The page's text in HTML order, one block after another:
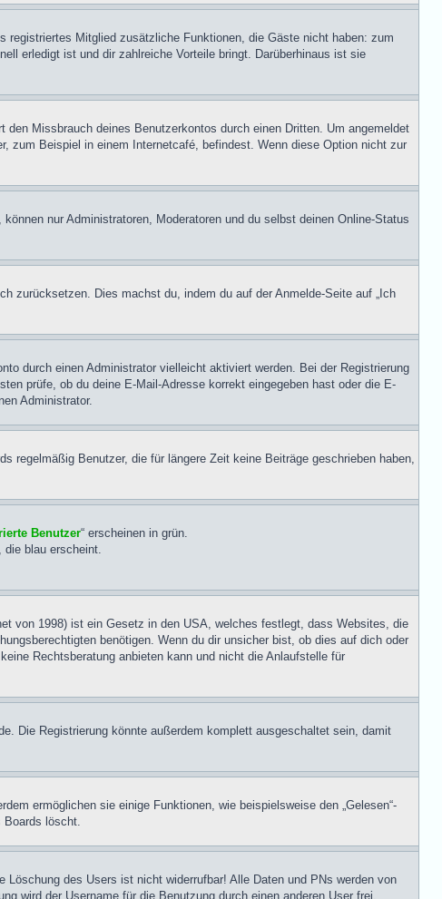
registriertes Mitglied zusätzliche Funktionen, die Gäste nicht haben: zum
erledigt ist und dir zahlreiche Vorteile bringt. Darüberhinaus ist sie
Missbrauch deines Benutzerkontos durch einen Dritten. Um angemeldet
zum Beispiel in einem Internetcafé, befindest. Wenn diese Option nicht zur
nur Administratoren, Moderatoren und du selbst deinen Online-Status
zurücksetzen. Dies machst du, indem du auf der Anmelde-Seite auf „Ich
durch einen Administrator vielleicht aktiviert werden. Bei der Registrierung
prüfe, ob du deine E-Mail-Adresse korrekt eingegeben hast oder die E-
Administrator.
regelmäßig Benutzer, die für längere Zeit keine Beiträge geschrieben haben,
Benutzer“ erscheinen in grün.
die blau erscheint.
von 1998) ist ein Gesetz in den USA, welches festlegt, dass Websites, die
benötigen. Wenn du dir unsicher bist, ob dies auf dich oder
Rechtsberatung anbieten kann und nicht die Anlaufstelle für
Die Registrierung könnte außerdem komplett ausgeschaltet sein, damit
ermöglichen sie einige Funktionen, wie beispielsweise den „Gelesen“-
Boards löscht.
des Users ist nicht widerrufbar! Alle Daten und PNs werden von
wird der Username für die Benutzung durch einen anderen User frei.